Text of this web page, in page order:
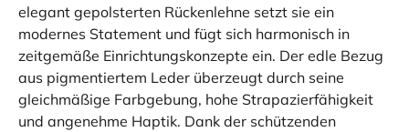
elegant gepolsterten Rückenlehne setzt sie ein
modernes Statement und fügt sich harmonisch in
zeitgemäße Einrichtungskonzepte ein. Der edle Bezug
aus pigmentiertem Leder überzeugt durch seine
gleichmäßige Farbgebung, hohe Strapazierfähigkeit
und angenehme Haptik. Dank der schützenden